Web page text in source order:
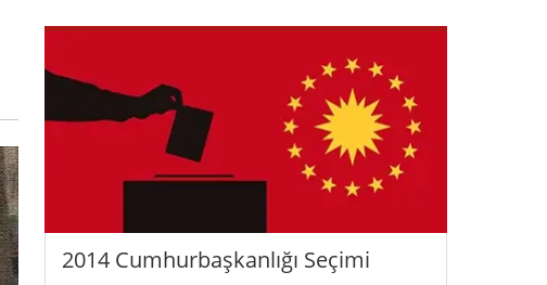
2014 Cumhurbaşkanlığı Seçimi